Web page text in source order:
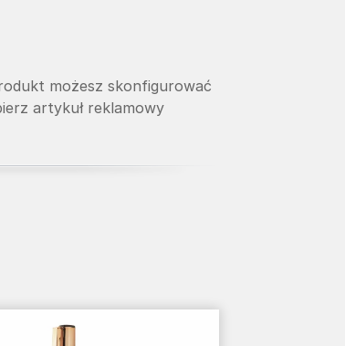
możesz skonfigurować
artykuł reklamowy